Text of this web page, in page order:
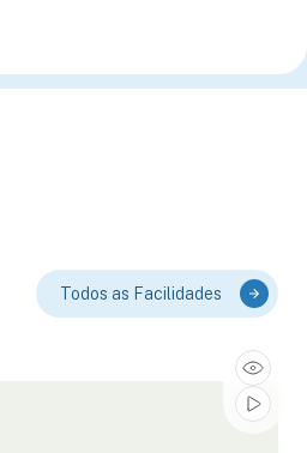
Todos as Facilidades